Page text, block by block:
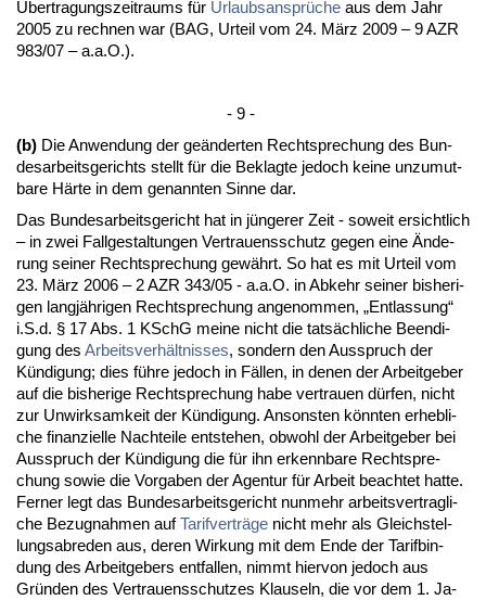
Über­tra­gungs­zeit­raums für Ur­laubs­ansprüche aus dem Jahr
2005 zu rech­nen war (BAG, Ur­teil vom 24. März 2009 – 9 AZR
983/07 – a.a.O.).
- 9 -
(b) Die An­wen­dung der geänder­ten Recht­spre­chung des Bun­
des­ar­beits­ge­richts stellt für die Be­klag­te je­doch kei­ne un­zu­mut­
ba­re Härte in dem ge­nann­ten Sin­ne dar.
Das Bun­des­ar­beits­ge­richt hat in jünge­rer Zeit - so­weit er­sicht­lich
– in zwei Fall­ge­stal­tun­gen Ver­trau­ens­schutz ge­gen ei­ne Ände­
rung sei­ner Recht­spre­chung gewährt. So hat es mit Ur­teil vom
23. März 2006 – 2 AZR 343/05 - a.a.O. in Ab­kehr sei­ner bis­he­ri­
gen langjähri­gen Recht­spre­chung an­ge­nom­men, „Ent­las­sung“
i.S.d. § 17 Abs. 1 KSchG mei­ne nicht die tatsächli­che Be­en­di­
gung des Ar­beits­verhält­nis­ses, son­dern den Aus­spruch der
Kündi­gung; dies führe je­doch in Fällen, in de­nen der Ar­beit­ge­ber
auf die bis­he­ri­ge Recht­spre­chung ha­be ver­trau­en dürfen, nicht
zur Un­wirk­sam­keit der Kündi­gung. An­sons­ten könn­ten er­heb­li­
che fi­nan­zi­el­le Nach­tei­le ent­ste­hen, ob­wohl der Ar­beit­ge­ber bei
Aus­spruch der Kündi­gung die für ihn er­kenn­ba­re Recht­spre­
chung so­wie die Vor­ga­ben der Agen­tur für Ar­beit be­ach­tet hat­te.
Fer­ner legt das Bun­des­ar­beits­ge­richt nun­mehr ar­beits­ver­trag­li­
che Be­zug­nah­men aufTa­rif­verträge nicht mehr als Gleich­stel­
lungs­ab­re­den aus, de­ren Wir­kung mit dem En­de der Ta­rif­bin­
dung des Ar­beit­ge­bers ent­fal­len, nimmt hier­von je­doch aus
Gründen des Ver­trau­ens­schut­zes Klau­seln, die vor dem 1. Ja­